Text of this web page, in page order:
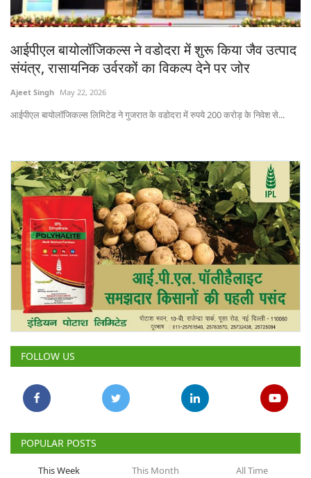
States
Events
Agribusiness
Agritech
Cooperatives
International
Rural Dialogue
Ground Report
Rural Connect
Gallery
National
Latest News
Agriculture Conclave and NACOF
Awards 2022
आईपीएल बायोलॉजिकल्स ने वडोदरा में शुरू किया जैव उत्पाद
संयंत्र, रासायनिक उर्वरकों का विकल्प देने पर जोर
Ajeet Singh May 22, 2026
आईपीएल बायोलॉजिकल्स लिमिटेड ने गुजरात के वडोदरा में रुपये 200 करोड़ के निवेश से...
FOLLOW US
POPULAR POSTS
This Week This Month All Time